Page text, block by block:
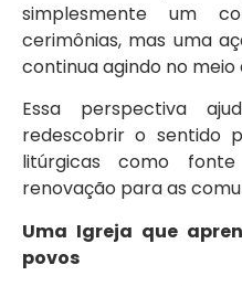
simplesmente um
cerimônias, mas uma
continua agindo no meio
Essa perspectiva
redescobrir o sentido
litúrgicas como
renovação para as
Uma Igreja que
povos